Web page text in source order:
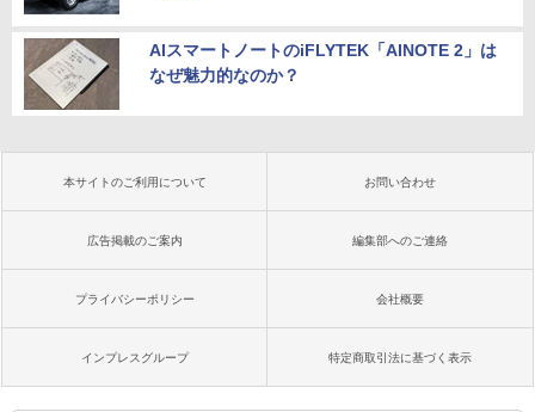
AIスマートノートのiFLYTEK「AINOTE 2」は
なぜ魅力的なのか？
本サイトのご利用について お問い合わせ
広告掲載のご案内 編集部へのご連絡
プライバシーポリシー 会社概要
インプレスグループ 特定商取引法に基づく表示